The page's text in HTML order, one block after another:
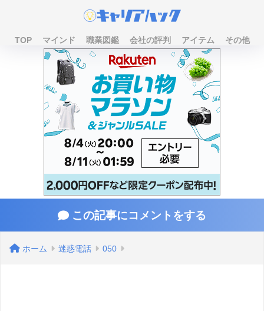
TOP マインド 職業図鑑 会社の評判 アイテム その他
この記事にコメントをする
ホーム 迷惑電話 050